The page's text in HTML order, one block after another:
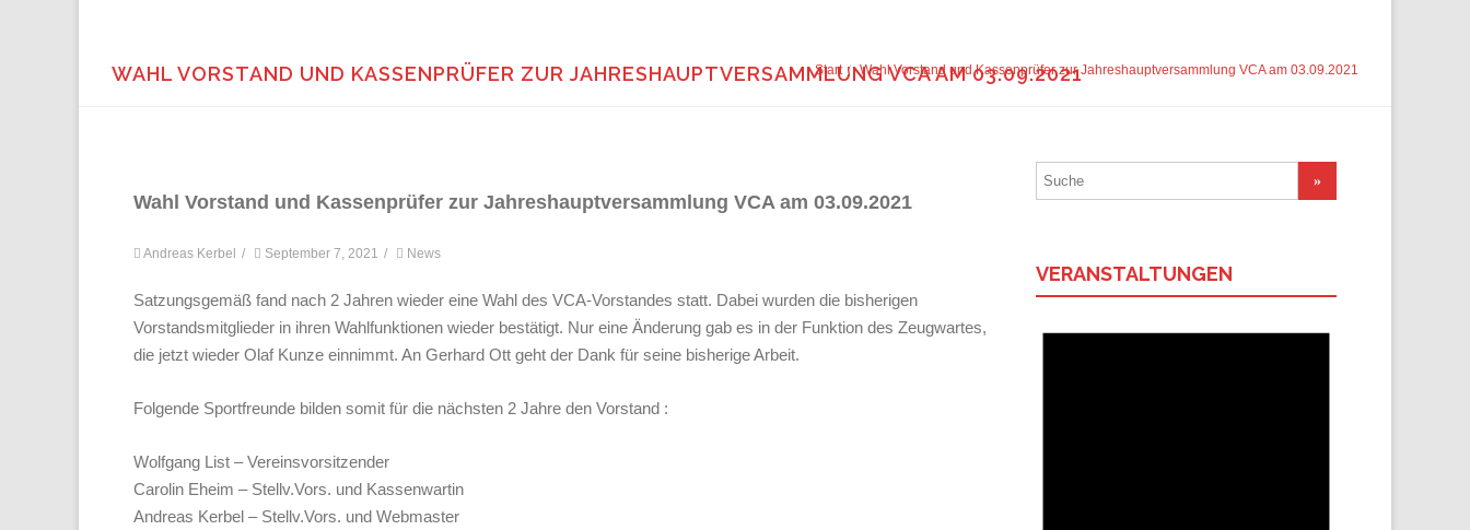
WAHL VORSTAND UND KASSENPRÜFER ZUR JAHRESHAUPTVERSAMMLUNG VCA AM 03.09.2021
Start Wahl Vorstand und Kassenprüfer zur Jahreshauptversammlung VCA am 03.09.2021
Wahl Vorstand und Kassenprüfer zur Jahreshauptversammlung VCA am 03.09.2021
Andreas Kerbel / September 7, 2021 / News
Satzungsgemäß fand nach 2 Jahren wieder eine Wahl des VCA-Vorstandes statt. Dabei wurden die bisherigen
Vorstandsmitglieder in ihren Wahlfunktionen wieder bestätigt. Nur eine Änderung gab es in der Funktion des Zeugwartes,
die jetzt wieder Olaf Kunze einnimmt. An Gerhard Ott geht der Dank für seine bisherige Arbeit.
Folgende Sportfreunde bilden somit für die nächsten 2 Jahre den Vorstand :
Wolfgang List – Vereinsvorsitzender
Carolin Eheim – Stellv.Vors. und Kassenwartin
Andreas Kerbel – Stellv.Vors. und Webmaster
Suchergebnis
für:
VERANSTALTUNGEN